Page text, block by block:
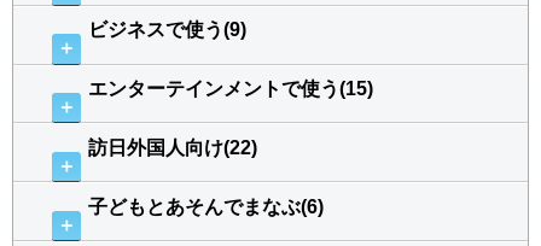
＋
ビジネスで使う(9)
＋
エンターテインメントで使う(15)
＋
訪日外国人向け(22)
＋
子どもとあそんでまなぶ(6)